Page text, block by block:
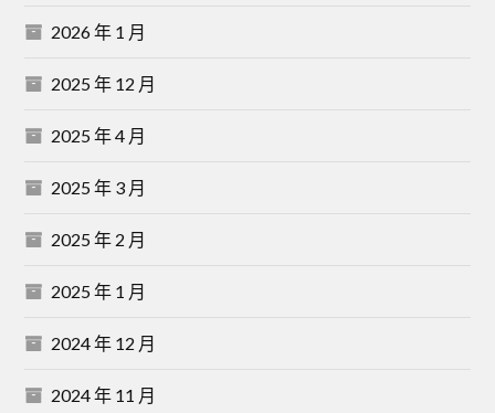
2026 年 1 月
2025 年 12 月
2025 年 4 月
2025 年 3 月
2025 年 2 月
2025 年 1 月
2024 年 12 月
2024 年 11 月